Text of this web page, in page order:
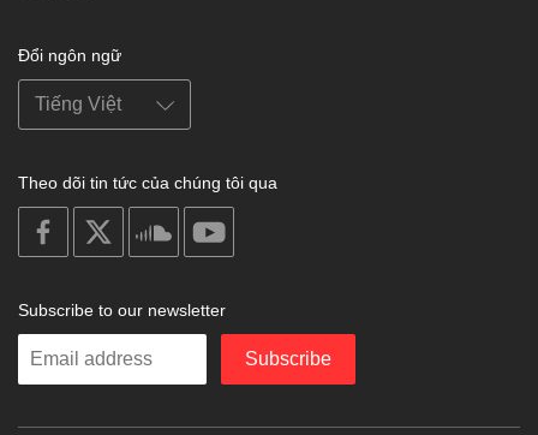
Đổi ngôn ngữ
Theo dõi tin tức của chúng tôi qua
on
facebook
soundcloud
Subscribe to our newsletter
Enter
Subscribe